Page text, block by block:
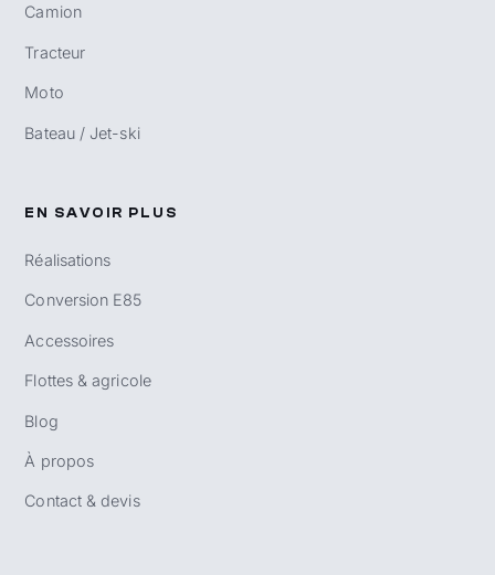
Camion
Tracteur
Moto
Bateau / Jet-ski
EN SAVOIR PLUS
Réalisations
Conversion E85
Accessoires
Flottes & agricole
Blog
À propos
Contact & devis